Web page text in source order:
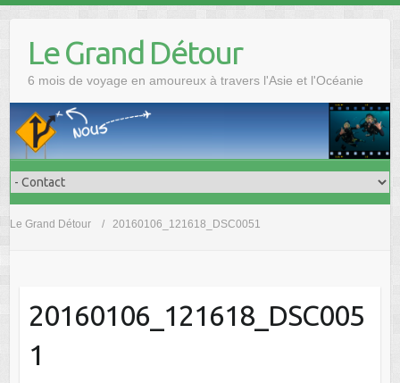
Le Grand Détour
6 mois de voyage en amoureux à travers l'Asie et l'Océanie
Le Grand Détour 20160106_121618_DSC0051
20160106_121618_DSC005
1